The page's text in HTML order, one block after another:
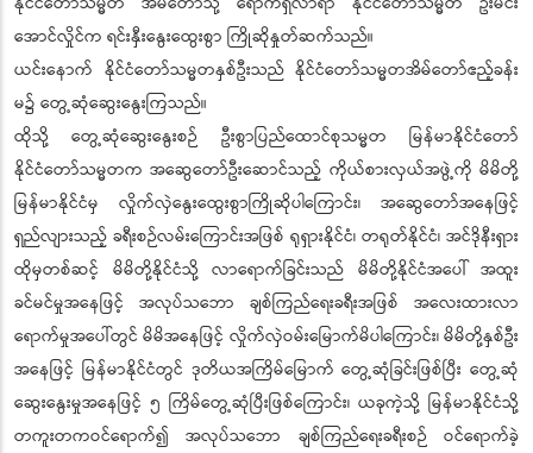
အောင်လှိုင်က ရင်းနှီးနွေးထွေးစွာ ကြိုဆိုနှုတ်ဆက်သည်။
ယင်းနောက် နိုင်ငံတော်သမ္မတနှစ်ဦးသည် နိုင်ငံတော်သမ္မတအိမ်တော်ဧည့်ခန်း
မ၌ တွေ့ဆုံဆွေးနွေးကြသည်။
ထိုသို့ တွေ့ဆုံဆွေးနွေးစဉ် ဦးစွာပြည်ထောင်စုသမ္မတ မြန်မာနိုင်ငံတော်
နိုင်ငံတော်သမ္မတက အဆွေတော်ဦးဆောင်သည့် ကိုယ်စားလှယ်အဖွဲ့ကို မိမိတို့
မြန်မာနိုင်ငံမှ လှိုက်လှဲနွေးထွေးစွာကြိုဆိုပါကြောင်း၊ အဆွေတော်အနေဖြင့်
ရှည်လျားသည့် ခရီးစဉ်လမ်းကြောင်းအဖြစ် ရုရှားနိုင်ငံ၊ တရုတ်နိုင်ငံ၊ အင်ဒိုနီးရှား
ထိုမှတစ်ဆင့် မိမိတို့နိုင်ငံသို့ လာရောက်ခြင်းသည် မိမိတို့နိုင်ငံအပေါ် အထူး
ခင်မင်မှုအနေဖြင့် အလုပ်သဘော ချစ်ကြည်ရေးခရီးအဖြစ် အလေးထားလာ
ရောက်မှုအပေါ်တွင် မိမိအနေဖြင့် လှိုက်လှဲဝမ်းမြောက်မိပါကြောင်း၊ မိမိတို့နှစ်ဦး
အနေဖြင့် မြန်မာနိုင်ငံတွင် ဒုတိယအကြိမ်မြောက် တွေ့ဆုံခြင်းဖြစ်ပြီး တွေ့ဆုံ
ဆွေးနွေးမှုအနေဖြင့် ၅ ကြိမ်တွေ့ဆုံပြီးဖြစ်ကြောင်း၊ ယခုကဲ့သို့ မြန်မာနိုင်ငံသို့
တကူးတကဝင်ရောက်၍ အလုပ်သဘော ချစ်ကြည်ရေးခရီးစဉ် ဝင်ရောက်ခဲ့